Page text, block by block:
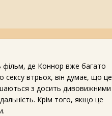
фільм, де Коннор вже багато
сексу втрьох, він думає, що це
з досить дивовижними
Крім того, якщо це